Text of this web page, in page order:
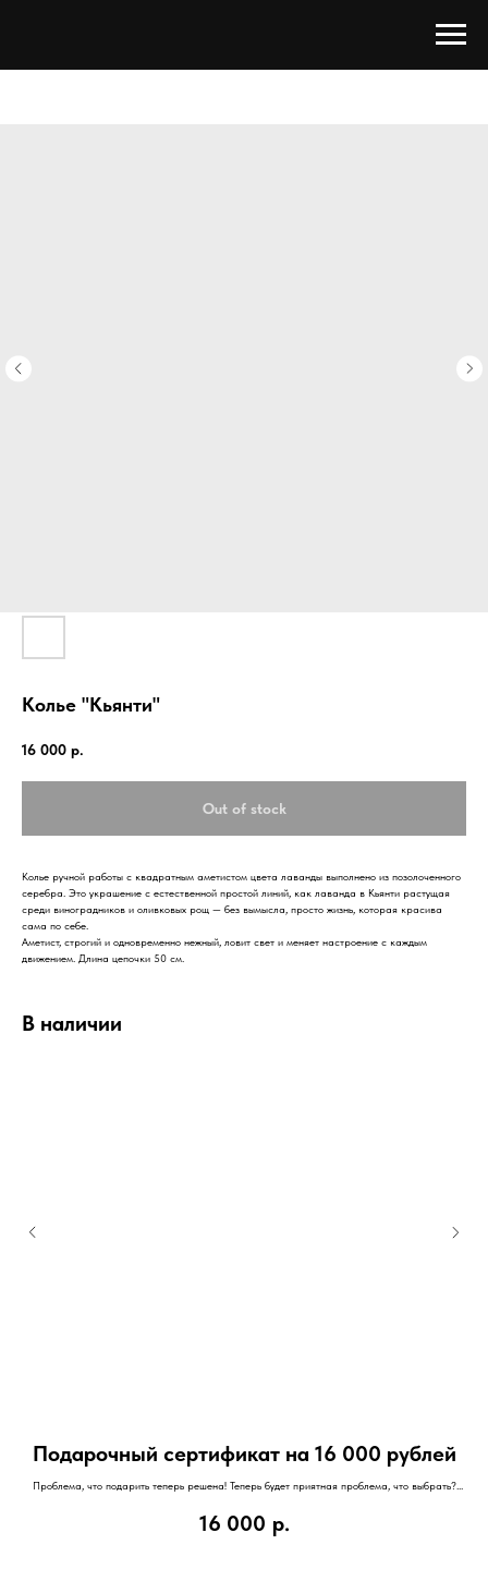
Колье "Кьянти"
16 000 р.
Out of stock
Колье ручной работы с квадратным аметистом цвета лаванды выполнено из позолоченного
серебра. Это украшение с естественной простой линий, как лаванда в Кьянти растущая
среди виноградников и оливковых рощ — без вымысла, просто жизнь, которая красива
сама по себе.
Аметист, строгий и одновременно нежный, ловит свет и меняет настроение с каждым
движением. Длина цепочки 50 см.
В наличии
Подарочный сертификат на 16 000 рублей
Проблема, что подарить теперь решена! Теперь будет приятная проблема, что выбрать?
16 000 р.